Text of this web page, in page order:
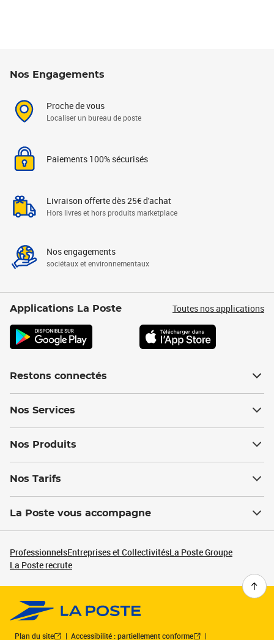
Nos Engagements
Proche de vous
Localiser un bureau de poste
Paiements 100% sécurisés
Livraison offerte dès 25€ d'achat
Hors livres et hors produits marketplace
Nos engagements
sociétaux et environnementaux
Applications La Poste Toutes nos applications
Restons connectés
Nos Services
Nos Produits
Nos Tarifs
La Poste vous accompagne
ProfessionnelsEntreprises et CollectivitésLa Poste Groupe
La Poste recrute
Plan du site Accessibilité : partiellement conforme